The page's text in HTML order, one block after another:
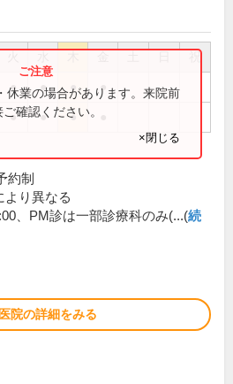
祝
● ● ● ●
● ● ●
休業の場合があります。来院前
確認ください。
×閉じる
約制
より異なる
、PM診は一部診療科のみ(...(続
院の詳細をみる